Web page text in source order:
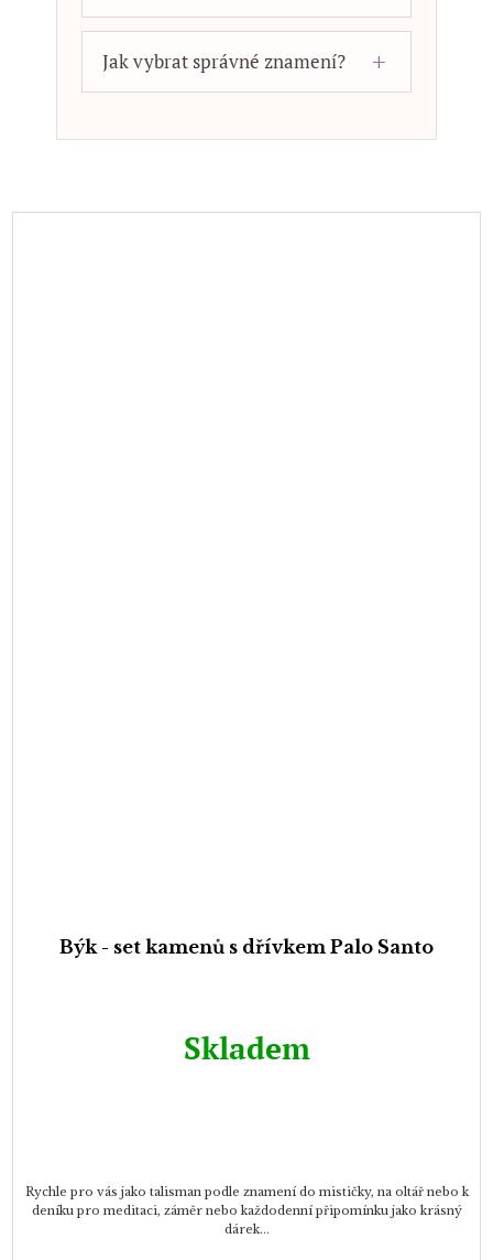
Jak vybrat správné znamení?
Býk - set kamenů s dřívkem Palo Santo
Skladem
Rychle pro vás jako talisman podle znamení do mističky, na oltář nebo k
deníku pro meditaci, záměr nebo každodenní připomínku jako krásný
dárek...